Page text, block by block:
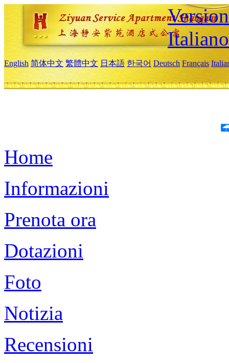
Italiano
English 简体中文 繁體中文 日本語 한국어 Deutsch Français
Home
Informazioni
Prenota ora
Dotazioni
Foto
Notizia
Recensioni